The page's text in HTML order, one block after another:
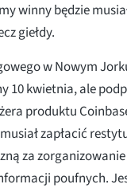
winny będzie
giełdy.
w Nowym
10 kwietnia, ale
produktu
zapłacić
za
poufnych.